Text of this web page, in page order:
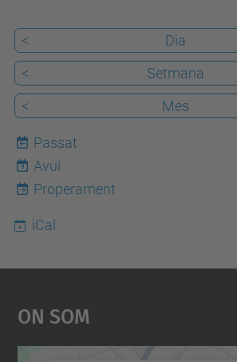
< Dia
<
Setmana
<
Mes
Passat
9
Avui
Properament
iCal
On Som